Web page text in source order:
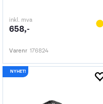
inkl. mva
658,-
Varenr 176824